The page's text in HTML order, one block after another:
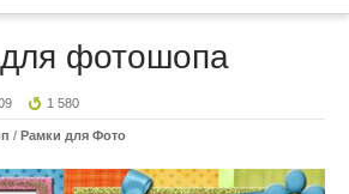
фотошопа
1 580
/ Рамки для Фото